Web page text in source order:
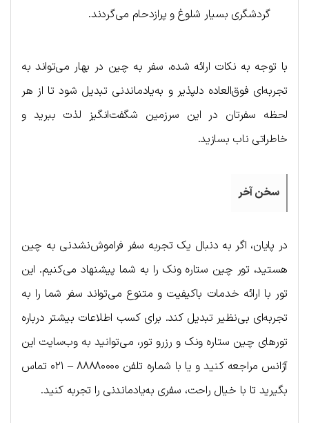
گردشگری بسیار شلوغ و پرازدحام می‌گردند.
با توجه به نکات ارائه شده، سفر به چین در بهار می‌تواند به
تجربه‌ای فوق‌العاده دلپذیر و به‌یادماندنی تبدیل شود تا از هر
لحظه سفرتان در این سرزمین شگفت‌انگیز لذت ببرید و
خاطراتی ناب بسازید.
سخن آخر
در پایان، اگر به دنبال یک تجربه سفر فراموش‌نشدنی به چین
هستید، تور چین ستاره ونک را به شما پیشنهاد می‌کنیم. این
تور با ارائه خدمات باکیفیت و متنوع می‌تواند سفر شما را به
تجربه‌ای بی‌نظیر تبدیل کند. برای کسب اطلاعات بیشتر درباره
تورهای چین ستاره ونک و رزرو تور، می‌توانید به وب‌سایت این
آژانس مراجعه کنید و یا با شماره تلفن ۸۸۸۸۰۰۰۰ – ۰۲۱ تماس
بگیرید تا با خیال راحت، سفری به‌یادماندنی را تجربه کنید.